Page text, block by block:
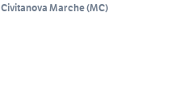
Civitanova Marche(MC)